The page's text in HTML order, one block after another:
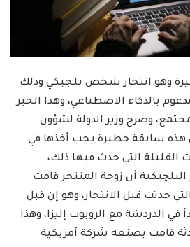
وهو انتحار شخص بلجيكي وذلك
بالذكاء الاصطناعي، وهذا الخبر
وصرح وزير الدولة لشؤون
هذه سابقة خطيرة يجب أخذها في
القليلة التي حدث فيها ذلك،
أن زوجة المنتحر قامت
حدثت قبل الانتحار، وهو إن قبل
في الدردشة مع الروبوت إليزا، وهذا
قامت بصنعه شركة أمريكية